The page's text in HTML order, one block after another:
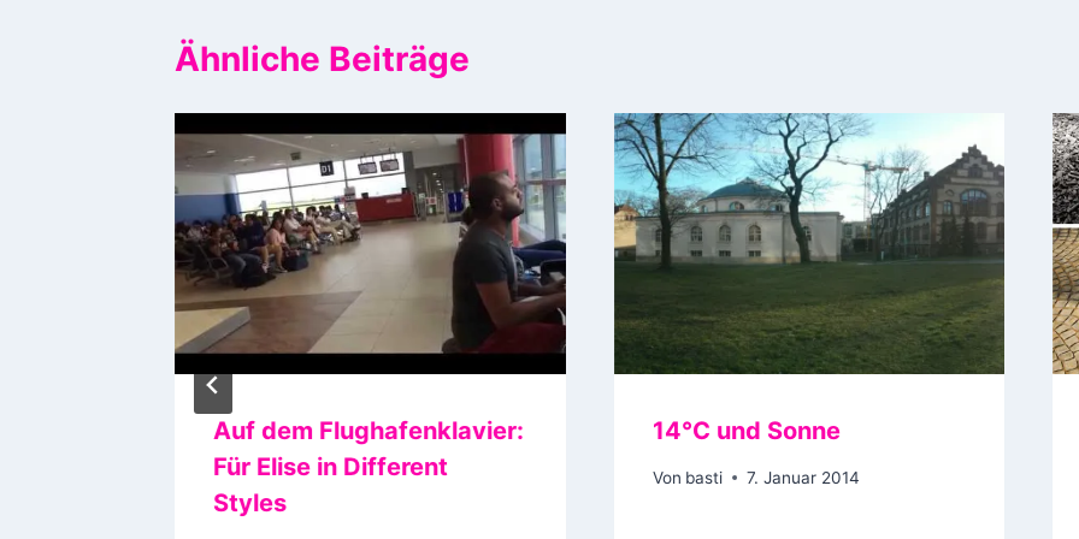
Ähnliche Beiträge
Auf dem Flughafenklavier:
Für Elise in Different
Styles
14°C und Sonne
Von basti 7. Januar 2014